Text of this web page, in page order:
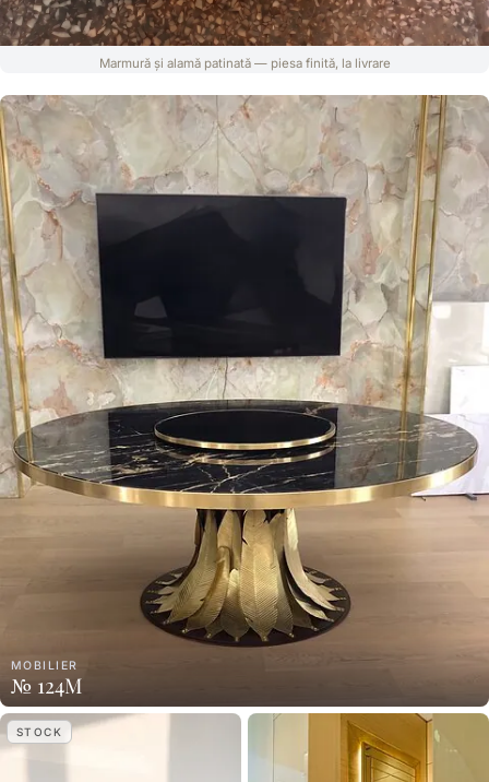
Marmură și alamă patinată — piesa finită, la livrare
MOBILIER
№ 124M
STOCK